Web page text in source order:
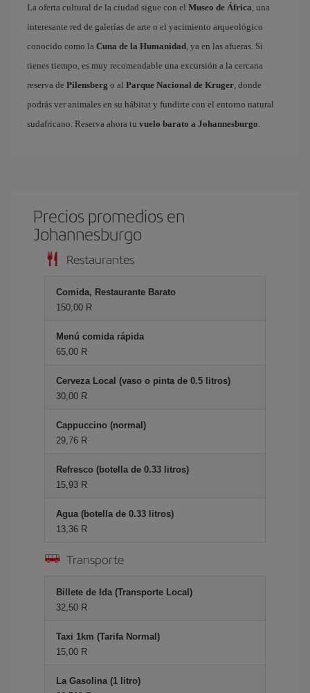
La oferta cultural de la ciudad sigue con el Museo de África, una
interesante red de galerías de arte o el yacimiento arqueológico
conocido como la Cuna de la Humanidad, ya en las afueras. Si
tienes tiempo, es muy recomendable una excursión a la cercana
reserva de Pilensberg o al Parque Nacional de Kruger, donde
podrás ver animales en su hábitat y fundirte con el entorno natural
sudafricano. Reserva ahora tu vuelo barato a Johannesburgo.
Precios promedios en
Johannesburgo
Restaurantes
Comida, Restaurante Barato
150,00 R
Menú comida rápida
65,00 R
Cerveza Local (vaso o pinta de 0.5 litros)
30,00 R
Cappuccino (normal)
29,76 R
Refresco (botella de 0.33 litros)
15,93 R
Agua (botella de 0.33 litros)
13,36 R
Transporte
Billete de Ida (Transporte Local)
32,50 R
Taxi 1km (Tarifa Normal)
15,00 R
La Gasolina (1 litro)